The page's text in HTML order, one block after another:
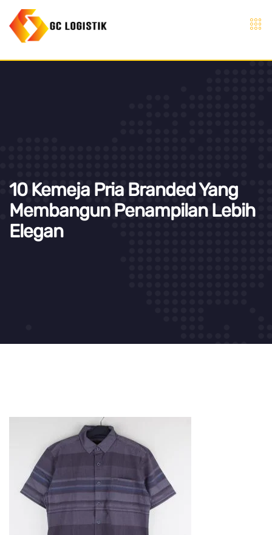
10 Kemeja Pria Branded Yang
Membangun Penampilan Lebih
Elegan